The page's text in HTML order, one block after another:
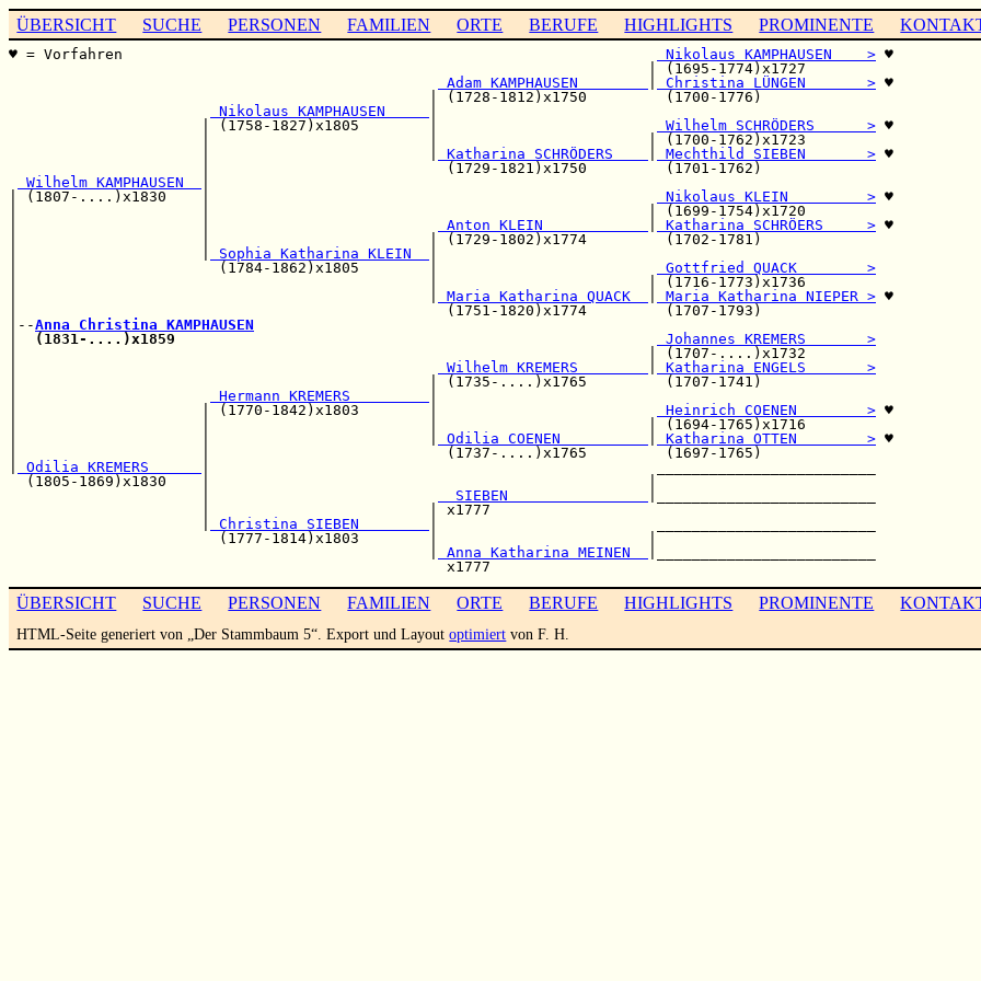
ÜBERSICHT SUCHE PERSONEN FAMILIEN ORTE BERUFE HIGHLIGHTS PROMINENTE
♥ = Vorfahren Nikolaus KAMPHAUSEN    > ♥
                                                                         | (1695-1774)x1727
Adam KAMPHAUSEN
Christina LÜNGEN       > ♥
                                                | (1728-1812)x1750         (1700-1776)
Nikolaus KAMPHAUSEN
                      | (1758-1827)x1805        |
Wilhelm SCHRÖDERS      > ♥
                      |                         |                        | (1700-1762)x1723
Katharina SCHRÖDERS Mechthild SIEBEN       > ♥
                      |                           (1729-1821)x1750         (1701-1762)
Wilhelm KAMPHAUSEN
| (1807-....)x1830    |
Nikolaus KLEIN         > ♥
|                     |                                                  | (1699-1754)x1720
Anton KLEIN Katharina SCHRÖERS     > ♥
|                     |                         | (1729-1802)x1774         (1702-1781)
Sophia Katharina KLEIN
|                       (1784-1862)x1805        |
Gottfried QUACK        >
|                                               |                        | (1716-1773)x1736
Maria Katharina QUACK Maria Katharina NIEPER > ♥
|                                                 (1751-1820)x1774         (1707-1793)
|--Anna Christina KAMPHAUSEN
(1831-....)x1859
Johannes KREMERS       >
|                                                                        | (1707-....)x1732
Wilhelm KREMERS
Katharina ENGELS       >
|                                               | (1735-....)x1765         (1707-1741)
Hermann KREMERS
|                     | (1770-1842)x1803        |
Heinrich COENEN        > ♥
|                     |                         |                        | (1694-1765)x1716
Odilia COENEN Katharina OTTEN        > ♥
|                     |                           (1737-....)x1765         (1697-1765)
Odilia KREMERS
  (1805-1869)x1830    |                                                  |
  SIEBEN
                      |                         | x1777
Christina SIEBEN
                        (1777-1814)x1803        |                        |
Anna Katharina MEINEN
ÜBERSICHT SUCHE PERSONEN FAMILIEN ORTE BERUFE HIGHLIGHTS PROMINENTE
HTML-Seite generiert von „Der Stammbaum 5“. Export und Layoutoptimiert von F. H.